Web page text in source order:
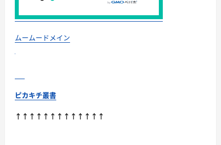
ムームードメイン
ピカキチ叢書
↑↑↑↑↑↑↑↑↑↑↑↑↑